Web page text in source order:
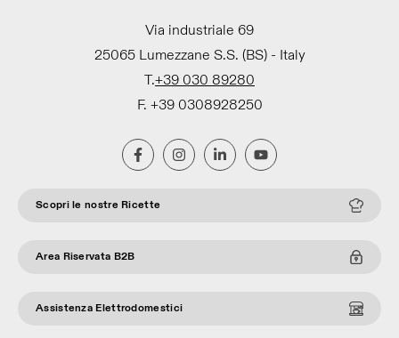
Via industriale 69
25065 Lumezzane S.S. (BS) - Italy
T.+39 030 89280
F. +39 0308928250
Scopri le nostre Ricette
Area Riservata B2B
Assistenza Elettrodomestici